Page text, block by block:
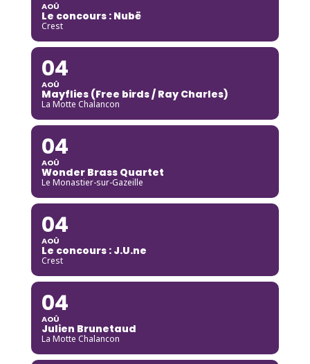
AOÛ
Le concours : Nubë
Crest
04
AOÛ
Mayflies (Free birds / Ray Charles)
La Motte Chalancon
04
AOÛ
Wonder Brass Quartet
Le Monastier-sur-Gazeille
04
AOÛ
Le concours : J.U.ne
Crest
04
AOÛ
Julien Brunetaud
La Motte Chalancon